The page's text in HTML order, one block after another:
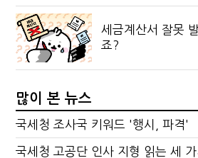
세금계산서 잘못
죠?
많이 본 뉴스
국세청 조사국 키워드 '행시, 파격'
국세청 고공단 인사 지형 읽는 세